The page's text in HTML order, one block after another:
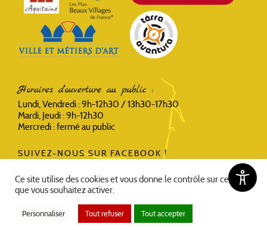
Horaires d'ouverture au public :
Lundi, Vendredi : 9h-12h30 / 13h30-17h30
Mardi, Jeudi : 9h-12h30
Mercredi : fermé au public
SUIVEZ-NOUS SUR FACEBOOK !
Accessibilité Politique de confidentialité et mentions légales
Ce site utilise des cookies et vous donne le contrôle sur ceux
que vous souhaitez activer.
Personnaliser Tout refuser Tout accepter